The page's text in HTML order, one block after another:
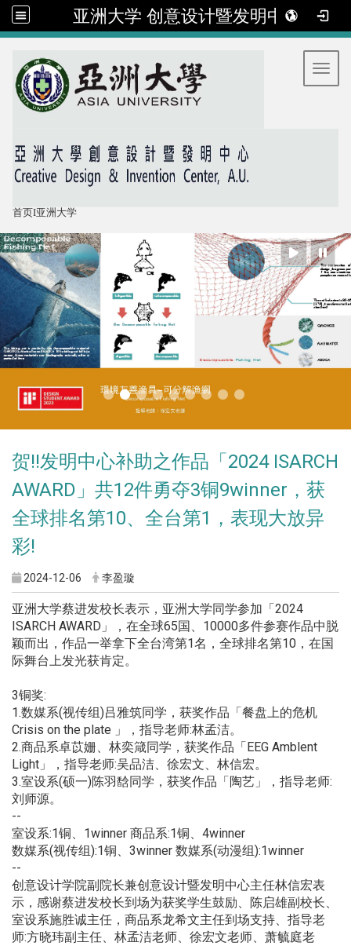
亚洲大学 创意设计暨发明中心
首页I亚洲大学
贺!!发明中心补助之作品「2024 ISARCH
AWARD」共12件勇夺3铜9winner，获
全球排名第10、全台第1，表现大放异
彩!
2024-12-06 李盈璇
亚洲大学蔡进发校长表示，亚洲大学同学参加「2024
ISARCH AWARD」，在全球65国、10000多件参赛作品中脱
颖而出，作品一举拿下全台湾第1名，全球排名第10，在国
际舞台上发光获肯定。
3铜奖:
1.数媒系(视传组)吕雅筑同学，获奖作品「餐盘上的危机
Crisis on the plate 」，指导老师:林孟洁。
2.商品系卓苡姗、林奕箴同学，获奖作品「EEG Amblent
Light」，指导老师:吴品洁、徐宏文、林信宏。
3.室设系(硕一)陈羽馠同学，获奖作品「陶艺」，指导老师:
刘师源。
--
室设系:1铜、1winner 商品系:1铜、4winner
数媒系(视传组):1铜、3winner 数媒系(动漫组):1winner
--
创意设计学院副院长兼创意设计暨发明中心主任林信宏表
示，感谢蔡进发校长到场为获奖学生鼓励、陈启雄副校长、
室设系施胜诚主任，商品系龙希文主任到场支持、指导老
师:方晓玮副主任、林孟洁老师、徐宏文老师、萧毓庭老